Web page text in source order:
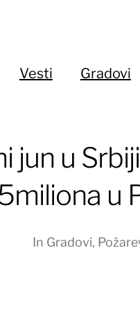
Vesti Gradovi
jun u
u
In Gradovi,